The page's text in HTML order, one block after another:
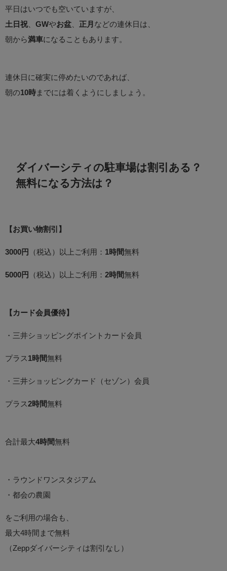
平日はいつでも空いていますが、
土日祝
GWや お盆 正月 などの連休日は、
朝から満車になることもあります。
連休日に確実に停めたいのであれば、
朝の10時 までには着くようにしましょう。
ダイバーシティの駐車場は割引ある？
無料になる方法は？
【お買い物割引】
3000円 （税込）以上ご利用： 1時間無料
5000円 （税込）以上ご利用： 2時間無料
【カード会員優待】
・三井ショッピングポイントカード会員
プラス 1時間無料
・三井ショッピングカード（セゾン）会員
プラス 2時間無料
合計最大4時間無料
・ラウンドワンスタジアム
・都会の農園
をご利用の場合も、
最大4時間まで無料
（Zeppダイバーシティは割引なし）